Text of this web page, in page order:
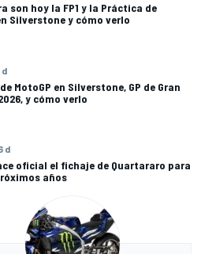
son hoy la FP1 y la Práctica de
Silverstone y cómo verlo
d
MotoGP en Silverstone, GP de Gran
y cómo verlo
d
oficial el fichaje de Quartararo para
años